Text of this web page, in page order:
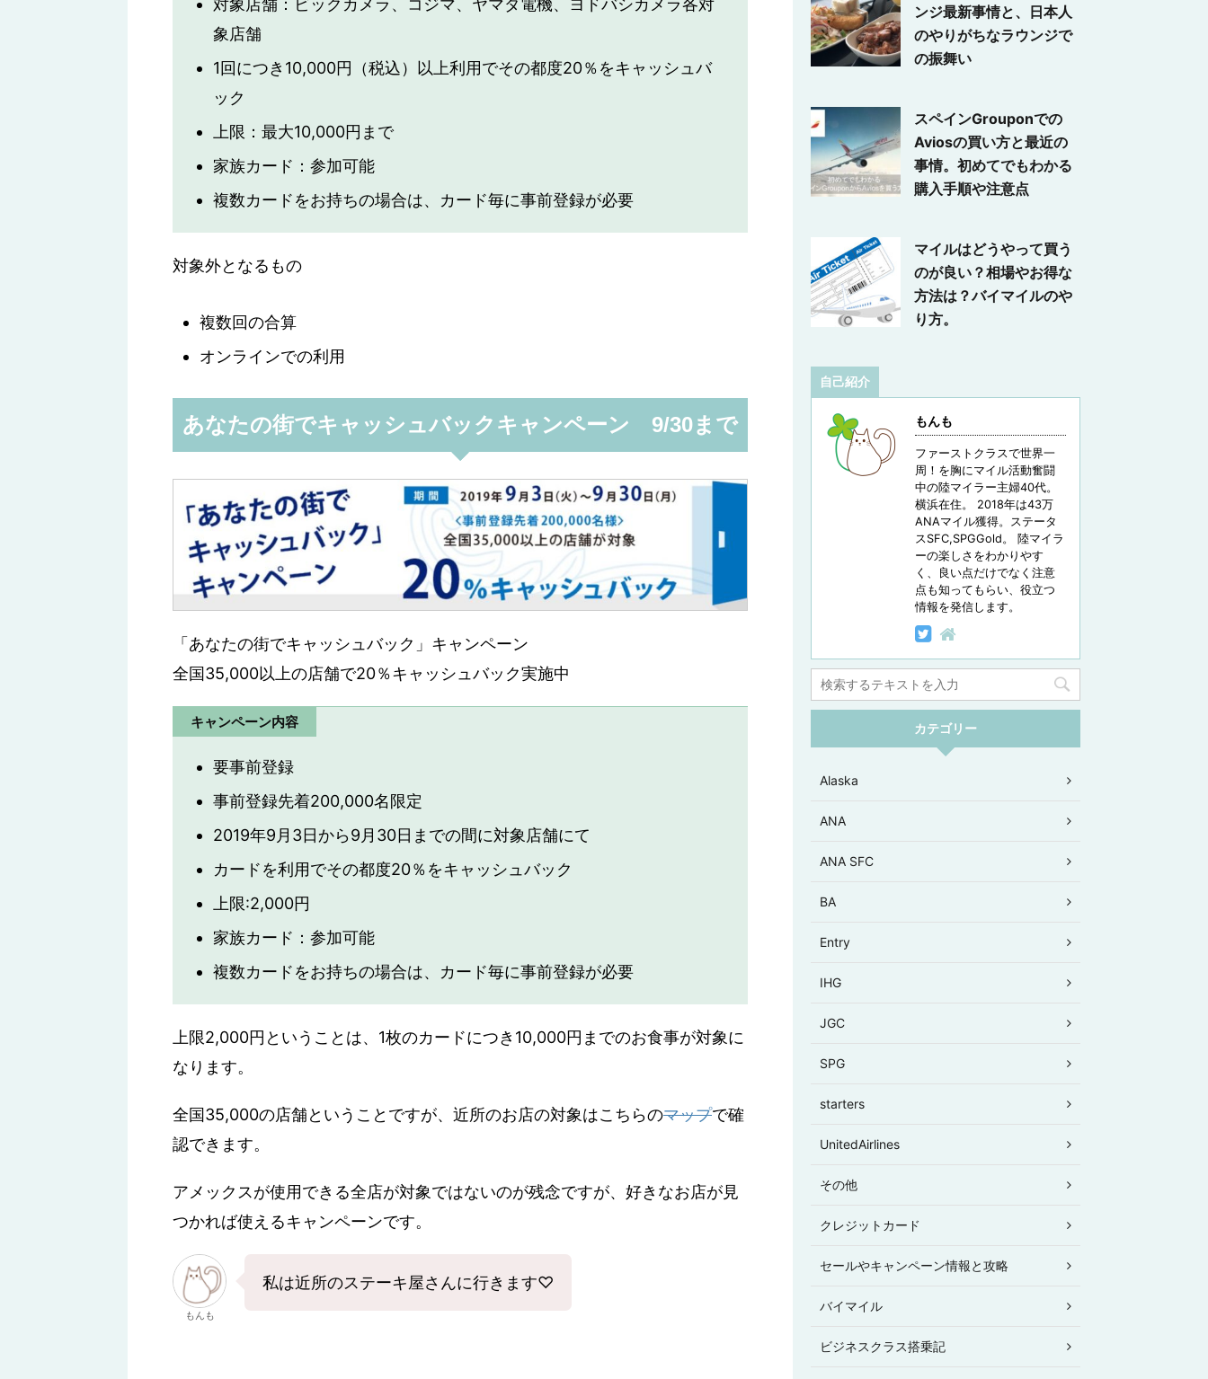
対象店舗：ビックカメラ、コジマ、ヤマダ電機、ヨドバシカメラ各対
象店舗
1回につき10,000円（税込）以上利用でその都度20％をキャッシュバ
ック
上限：最大10,000円まで
家族カード：参加可能
複数カードをお持ちの場合は、カード毎に事前登録が必要
対象外となるもの
複数回の合算
オンラインでの利用
あなたの街でキャッシュバックキャンペーン 9/30まで
「あなたの街でキャッシュバック」キャンペーン
全国35,000以上の店舗で20％キャッシュバック実施中
キャンペーン内容
要事前登録
事前登録先着200,000名限定
2019年9月3日から9月30日までの間に対象店舗にて
カードを利用でその都度20％をキャッシュバック
上限:2,000円
家族カード：参加可能
複数カードをお持ちの場合は、カード毎に事前登録が必要
上限2,000円ということは、1枚のカードにつき10,000円までのお食事が対象に
なります。
全国35,000の店舗ということですが、近所のお店の対象はこちらのマップで確
認できます。
アメックスが使用できる全店が対象ではないのが残念ですが、好きなお店が見
つかれば使えるキャンペーンです。
もんも
私は近所のステーキ屋さんに行きます♡
ンジ最新事情と、日本人
のやりがちなラウンジで
の振舞い
スペインGrouponでの
Aviosの買い方と最近の
事情。初めてでもわかる
購入手順や注意点
マイルはどうやって買う
のが良い？相場やお得な
方法は？バイマイルのや
り方。
自己紹介
もんも
ファーストクラスで世界一
周！を胸にマイル活動奮闘
中の陸マイラー主婦40代。
横浜在住。 2018年は43万
ANAマイル獲得。ステータ
スSFC,SPGGold。 陸マイラ
ーの楽しさをわかりやす
く、良い点だけでなく注意
点も知ってもらい、役立つ
情報を発信します。
カテゴリー
Alaska
ANA
ANA SFC
BA
Entry
IHG
JGC
SPG
starters
UnitedAirlines
その他
クレジットカード
セールやキャンペーン情報と攻略
バイマイル
ビジネスクラス搭乗記